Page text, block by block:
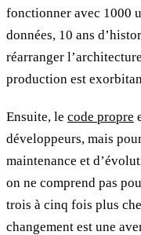
fonctionner avec 1000
données, 10 ans
réarranger
production est
Ensuite, le code propre
développeurs, mais
maintenance et
on ne comprend pas
trois à cinq fois plus
changement est une